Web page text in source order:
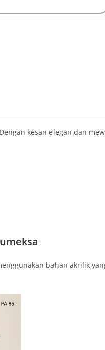
kesan elegan dan
bahan akrilik